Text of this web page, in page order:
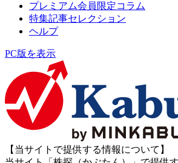
プレミアム会員限定コラム
特集記事セレクション
ヘルプ
PC版を表示
【当サイトで提供する情報について】